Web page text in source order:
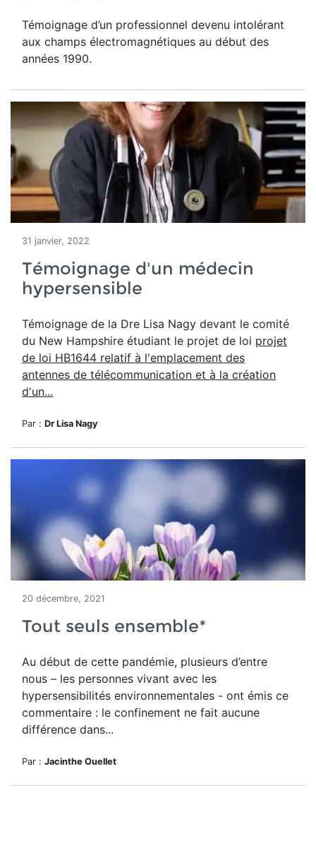
Témoignage d’un professionnel devenu intolérant
aux champs électromagnétiques au début des
années 1990.
31 janvier, 2022
Témoignage d'un médecin
hypersensible
Témoignage de la Dre Lisa Nagy devant le comité
du New Hampshire étudiant le projet de loi projet
de loi HB1644 relatif à l'emplacement des
antennes de télécommunication et à la création
d'un...
Par : Dr Lisa Nagy
20 décembre, 2021
Tout seuls ensemble*
Au début de cette pandémie, plusieurs d’entre
nous – les personnes vivant avec les
hypersensibilités environnementales - ont émis ce
commentaire : le confinement ne fait aucune
différence dans...
Par : Jacinthe Ouellet